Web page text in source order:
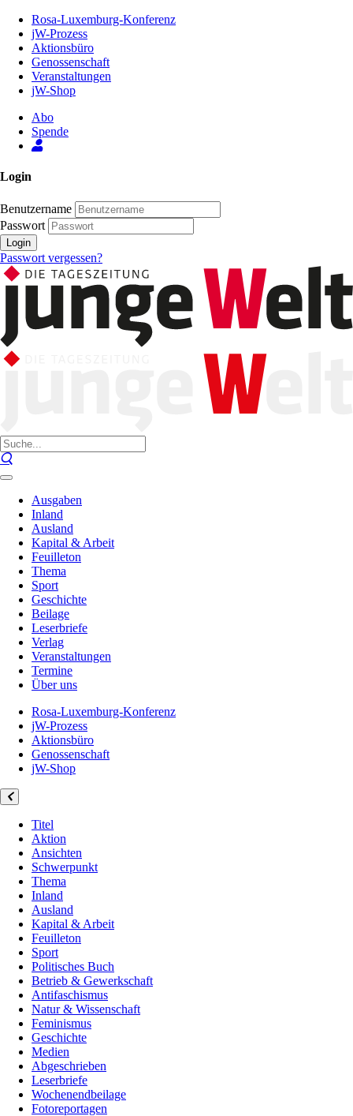
Inhalt
Seite
Rosa-Luxemburg-Konferenz
jW-Prozess
Aktionsbüro
Genossenschaft
Veranstaltungen
jW-Shop
Abo
Spende
Login
Benutzername
Passwort
Login
Passwort vergessen?
Ausgaben
Inland
Ausland
Kapital & Arbeit
Feuilleton
Thema
Sport
Geschichte
Beilage
Leserbriefe
Verlag
Veranstaltungen
Termine
Über uns
Rosa-Luxemburg-Konferenz
jW-Prozess
Aktionsbüro
Genossenschaft
jW-Shop
Titel
Aktion
Ansichten
Schwerpunkt
Thema
Inland
Ausland
Kapital & Arbeit
Feuilleton
Sport
Politisches Buch
Betrieb & Gewerkschaft
Antifaschismus
Natur & Wissenschaft
Feminismus
Geschichte
Medien
Abgeschrieben
Leserbriefe
Wochenendbeilage
Fotoreportagen